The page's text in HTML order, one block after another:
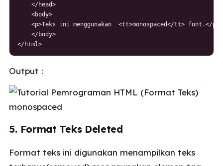
    </head>
    <body>
    <p>Teks ini menggunakan  <tt>monospaced</tt> font.</p>
    </body>
</html>
Output :
5. Format Teks Deleted
Format teks ini digunakan menampilkan teks